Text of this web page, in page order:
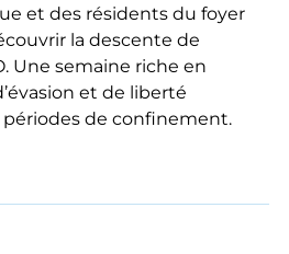
et des résidents du foyer
la descente de
Une semaine riche en
et de liberté
périodes de confinement.